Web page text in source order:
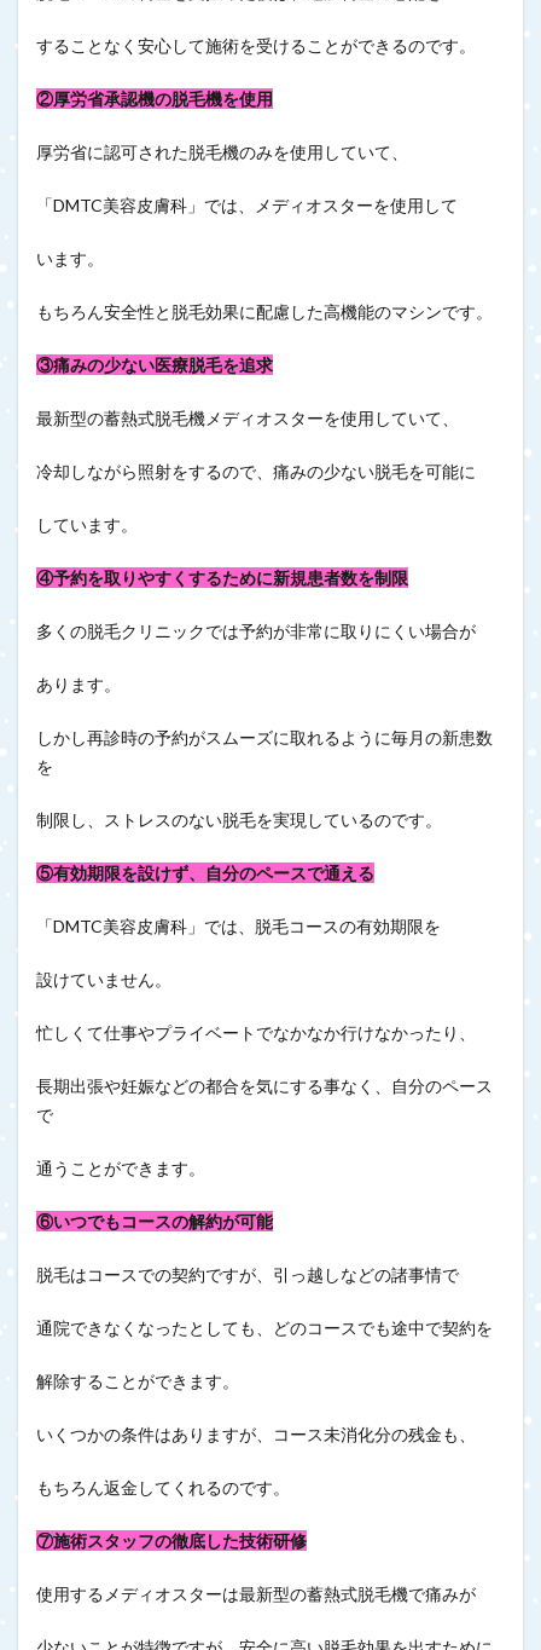
することなく安心して施術を受けることができるのです。
②厚労省承認機の脱毛機を使用
厚労省に認可された脱毛機のみを使用していて、
「DMTC美容皮膚科」では、メディオスターを使用して
います。
もちろん安全性と脱毛効果に配慮した高機能のマシンです。
③痛みの少ない医療脱毛を追求
最新型の蓄熱式脱毛機メディオスターを使用していて、
冷却しながら照射をするので、痛みの少ない脱毛を可能に
しています。
④予約を取りやすくするために新規患者数を制限
多くの脱毛クリニックでは予約が非常に取りにくい場合が
あります。
しかし再診時の予約がスムーズに取れるように毎月の新患数
を
制限し、ストレスのない脱毛を実現しているのです。
⑤有効期限を設けず、自分のペースで通える
「DMTC美容皮膚科」では、脱毛コースの有効期限を
設けていません。
忙しくて仕事やプライベートでなかなか行けなかったり、
長期出張や妊娠などの都合を気にする事なく、自分のペース
で
通うことができます。
⑥いつでもコースの解約が可能
脱毛はコースでの契約ですが、引っ越しなどの諸事情で
通院できなくなったとしても、どのコースでも途中で契約を
解除することができます。
いくつかの条件はありますが、コース未消化分の残金も、
もちろん返金してくれるのです。
⑦施術スタッフの徹底した技術研修
使用するメディオスターは最新型の蓄熱式脱毛機で痛みが